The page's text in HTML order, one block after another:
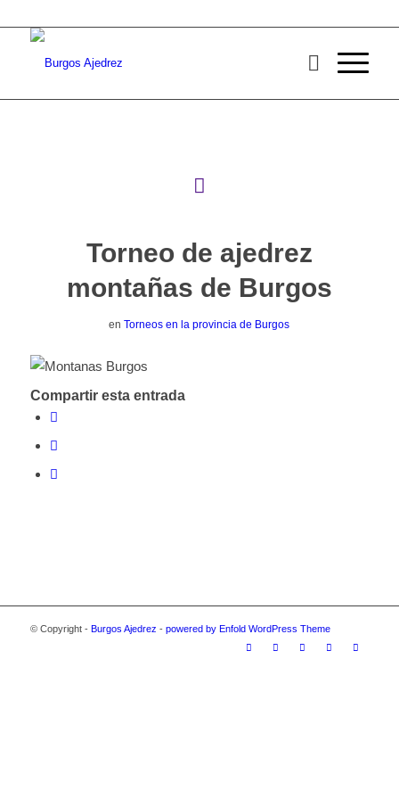
Torneo de ajedrez
montañas de Burgos
enTorneos en la provincia de Burgos
Compartir esta entrada
© Copyright - Burgos Ajedrez - powered by Enfold WordPress Theme